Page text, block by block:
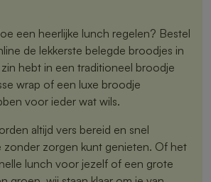
een heerlijke lunch regelen? Bestel
de lekkerste belegde broodjes in
hebt in een traditioneel broodje
wrap of een luxe broodje
voor ieder wat wils.
altijd vers bereid en snel
zonder zorgen kunt genieten. Of het
lunch voor jezelf of een grote